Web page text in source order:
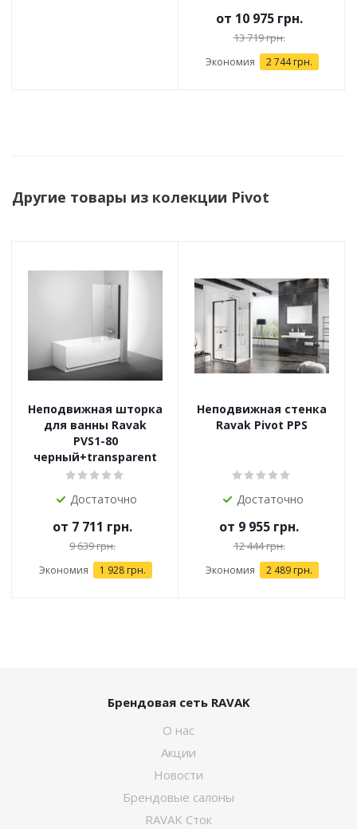
от 10 975 грн.
13 719 грн.
Экономия 2 744 грн.
Другие товары из колекции Pivot
Неподвижная шторка
для ванны Ravak
PVS1-80
черный+transparent
Достаточно
от 7 711 грн.
9 639 грн.
Экономия 1 928 грн.
Неподвижная стенка
Ravak Pivot PPS
Достаточно
от 9 955 грн.
12 444 грн.
Экономия 2 489 грн.
Брендовая сеть RAVAK
О нас
Акции
Новости
Брендовые салоны
RAVAK Сток